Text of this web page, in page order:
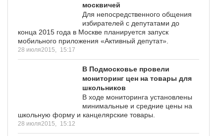
москвичей
Для непосредственного общения
избирателей с депутатами до
конца 2015 года в Москве планируется запуск
мобильного приложения «Активный депутат».
28 июля2015, 15:17
В Подмосковье провели
мониторинг цен на товары для
школьников
В ходе мониторинга установлены
минимальные и средние цены на
школьную форму и канцелярские товары.
28 июля2015, 15:12